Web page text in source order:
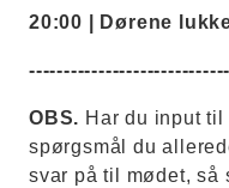
20:00 | Dørene
OBS. Har du input
spørgsmål du
svar på til mødet, så